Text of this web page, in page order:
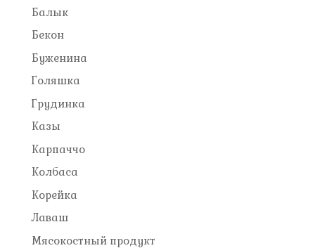
Балык
Бекон
Буженина
Голяшка
Грудинка
Казы
Карпаччо
Колбаса
Корейка
Лаваш
Мясокостный продукт